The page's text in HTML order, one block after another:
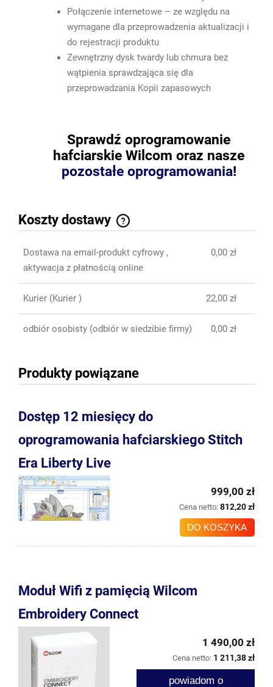
Połączenie internetowe – ze względu na
wymagane dla przeprowadzenia aktualizacji i
do rejestracji produktu
Zewnętrzny dysk twardy lub chmura bez
wątpienia sprawdzająca się dla
przeprowadzania Kopii zapasowych
Sprawdź oprogramowanie
hafciarskie Wilcom oraz nasze
pozostałe oprogramowania!
Koszty dostawy
Cena nie zawiera ewentualnych kosztów płatności
Dostawa na email-produkt cyfrowy ,
aktywacja z płatnością online
0,00 zł
Kurier (Kurier ) 22,00 zł
odbiór osobisty(odbiór w siedzibie firmy) 0,00 zł
Produkty powiązane
Dostęp 12 miesięcy do
oprogramowania hafciarskiego Stitch
Era Liberty Live
999,00 zł
Cena netto: 812,20 zł
DO KOSZYKA
Moduł Wifi z pamięcią Wilcom
Embroidery Connect
1 490,00 zł
Cena netto: 1 211,38 zł
powiadom o